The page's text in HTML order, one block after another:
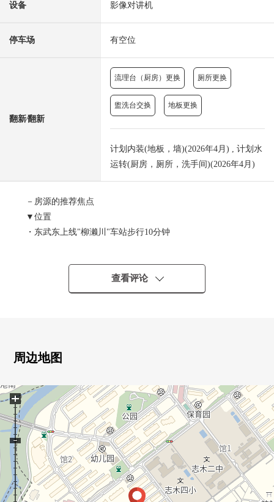
设备 影像对讲机
停车场 有空位
翻新⁄翻新
流理台（厨房）更换 厕所更换
盥洗台交换 地板更换
计划内装(地板，墙)(2026年4月) , 计划水
运转(厨房，厕所，洗手间)(2026年4月)
－房源的推荐焦点
▼位置
・东武东上线"柳濑川"车站步行10分钟
▼Mansion的特徴
・宠物饲养可(有饲养细则)
・有来客时便利的监视器的内部对讲机
・阳光在适合东南的阳台良好
・面向阳台的亮的西式房间
・约15.3张塌塌米宽敞的生活
▼设备
・附带能减轻家务的负担的餐具冲洗烘干机
・1具在洗涤槽周围感觉清醒的出示的净水器型栓
・有全居室收纳
查看评论
周边地图
+